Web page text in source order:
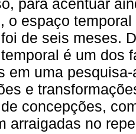
para acentuar
o espaço
de seis meses.
é um dos
em uma
e
concepções,
arraigadas no